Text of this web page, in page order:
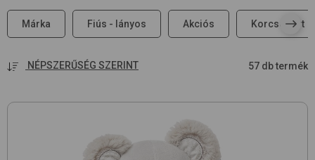
Márka Fiús - lányos Akciós Korcsoport
NÉPSZERŰSÉG SZERINT 57 db termék